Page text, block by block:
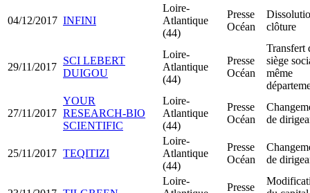
04/12/2017 INFINI
Loire-
Atlantique
(44)
Presse
Océan
clôture
29/11/2017
SCI LEBERT
DUIGOU
Loire-
Atlantique
(44)
Presse
Océan
Transfert
siège
même
27/11/2017
YOUR
RESEARCH-BIO
SCIENTIFIC
Loire-
Atlantique
(44)
Presse
Océan
de
25/11/2017 TEQITIZI
Loire-
Atlantique
(44)
Presse
Océan
de
Loire-
Presse